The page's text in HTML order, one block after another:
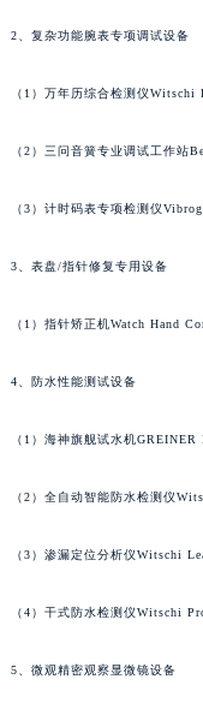
2、复杂功能腕表专项调试设备
（1）万年历综合检测仪Witschi
（2）三问音簧专业调试工作站
（3）计时码表专项检测仪
3、表盘/指针修复专用设备
（1）指针矫正机Watch Hand
4、防水性能测试设备
（1）海神旗舰试水机
（2）全自动智能防水检测仪
（3）渗漏定位分析仪Witschi
（4）干式防水检测仪Witschi
5、微观精密观察显微镜设备